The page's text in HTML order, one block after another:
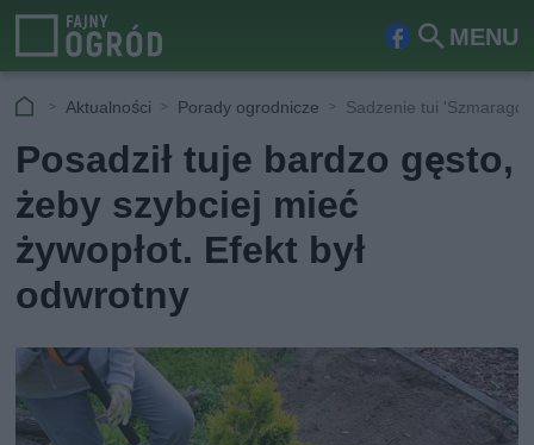
MENU
Fa
ook
Szu
kaj
Aktualności Porady ogrodnicze Sadzenie tui 'Szmaragd'
Posadził tuje bardzo gęsto,
żeby szybciej mieć
żywopłot. Efekt był
odwrotny